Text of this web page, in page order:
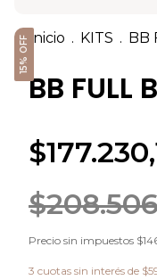
Inicio . KITS . BB
BB FULL
15% OFF
Precio sin impuestos
3 cuotas sin interés de